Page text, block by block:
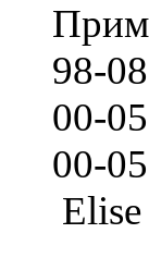
98-
00-
00-